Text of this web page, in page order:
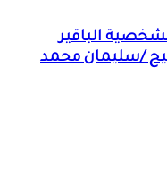
الباقير
/سليمان محمد